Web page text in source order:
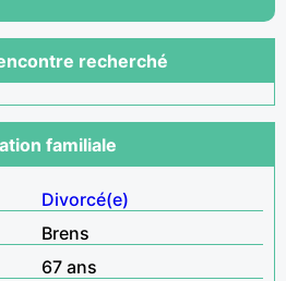
recherché
familiale
Divorcé(e)
Brens
67 ans